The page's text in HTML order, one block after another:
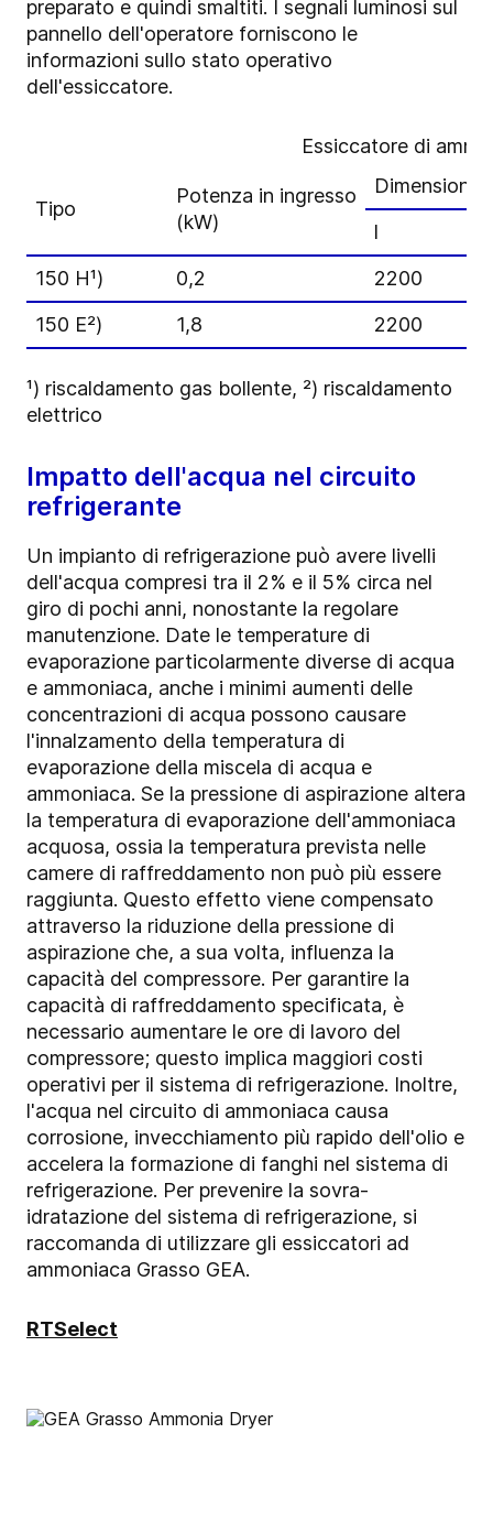
preparato e quindi smaltiti. I segnali luminosi sul
pannello dell'operatore forniscono le
informazioni sullo stato operativo
dell'essiccatore.
Essiccatore di
Tipo
Potenza in ingresso
(kW)
Dimensioni
l
150 H¹)
0,2
2200
150 E²)
1,8 2200
¹) riscaldamento gas bollente, ²) riscaldamento
elettrico
Impatto dell'acqua nel circuito
refrigerante
Un impianto di refrigerazione può avere livelli
dell'acqua compresi tra il 2% e il 5% circa nel
giro di pochi anni, nonostante la regolare
manutenzione. Date le temperature di
evaporazione particolarmente diverse di acqua
e ammoniaca, anche i minimi aumenti delle
concentrazioni di acqua possono causare
l'innalzamento della temperatura di
evaporazione della miscela di acqua e
ammoniaca. Se la pressione di aspirazione altera
la temperatura di evaporazione dell'ammoniaca
acquosa, ossia la temperatura prevista nelle
camere di raffreddamento non può più essere
raggiunta. Questo effetto viene compensato
attraverso la riduzione della pressione di
aspirazione che, a sua volta, influenza la
capacità del compressore. Per garantire la
capacità di raffreddamento specificata, è
necessario aumentare le ore di lavoro del
compressore; questo implica maggiori costi
operativi per il sistema di refrigerazione. Inoltre,
l'acqua nel circuito di ammoniaca causa
corrosione, invecchiamento più rapido dell'olio e
accelera la formazione di fanghi nel sistema di
refrigerazione. Per prevenire la sovra-
idratazione del sistema di refrigerazione, si
raccomanda di utilizzare gli essiccatori ad
ammoniaca Grasso GEA.
RTSelect